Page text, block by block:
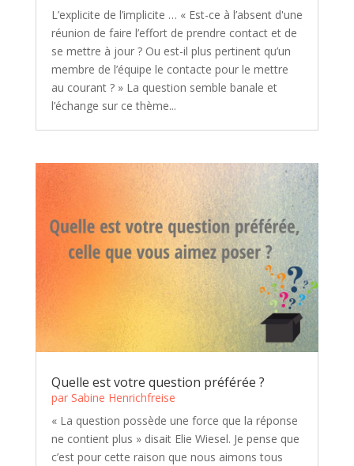
L’explicite de l’implicite … « Est-ce à l’absent d'une
réunion de faire l’effort de prendre contact et de
se mettre à jour ? Ou est-il plus pertinent qu’un
membre de l’équipe le contacte pour le mettre
au courant ? » La question semble banale et
l’échange sur ce thème...
Quelle est votre question préférée ?
par Sabine Henrichfreise
« La question possède une force que la réponse
ne contient plus » disait Elie Wiesel. Je pense que
c’est pour cette raison que nous aimons tous